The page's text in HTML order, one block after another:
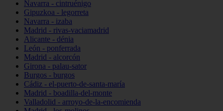
Navarra - cintruénigo
Gipuzkoa - legorreta
Navarra - izaba
Madrid - rivas-vaciamadrid
Alicante - dénia
León - ponferrada
Madrid - alcorcón
Girona - palau-sator
Burgos - burgos
Cádiz - el-puerto-de-santa-maría
Madrid - boadilla-del-monte
Valladolid - arroyo-de-la-encomienda